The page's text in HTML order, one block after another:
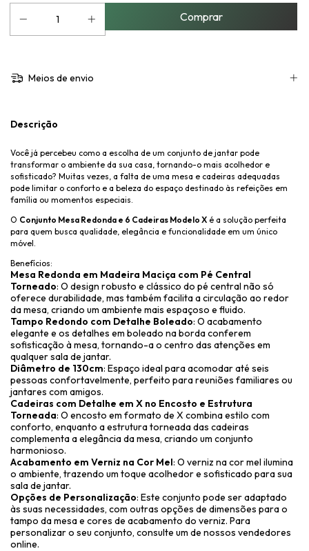
Meios de envio
Descrição
Você já percebeu como a escolha de um conjunto de jantar pode
transformar o ambiente da sua casa, tornando-o mais acolhedor e
sofisticado? Muitas vezes, a falta de uma mesa e cadeiras adequadas
pode limitar o conforto e a beleza do espaço destinado às refeições em
família ou momentos especiais.
O Conjunto Mesa Redonda e 6 Cadeiras Modelo X é a solução perfeita
para quem busca qualidade, elegância e funcionalidade em um único
móvel.
Benefícios:
Mesa Redonda em Madeira Maciça com Pé Central
Torneado: O design robusto e clássico do pé central não só
oferece durabilidade, mas também facilita a circulação ao redor
da mesa, criando um ambiente mais espaçoso e fluido.
Tampo Redondo com Detalhe Boleado: O acabamento
elegante e os detalhes em boleado na borda conferem
sofisticação à mesa, tornando-a o centro das atenções em
qualquer sala de jantar.
Diâmetro de 130cm: Espaço ideal para acomodar até seis
pessoas confortavelmente, perfeito para reuniões familiares ou
jantares com amigos.
Cadeiras com Detalhe em X no Encosto e Estrutura
Torneada: O encosto em formato de X combina estilo com
conforto, enquanto a estrutura torneada das cadeiras
complementa a elegância da mesa, criando um conjunto
harmonioso.
Acabamento em Verniz na Cor Mel: O verniz na cor mel ilumina
o ambiente, trazendo um toque acolhedor e sofisticado para sua
sala de jantar.
Opções de Personalização: Este conjunto pode ser adaptado
às suas necessidades, com outras opções de dimensões para o
tampo da mesa e cores de acabamento do verniz. Para
personalizar o seu conjunto, consulte um de nossos vendedores
online.